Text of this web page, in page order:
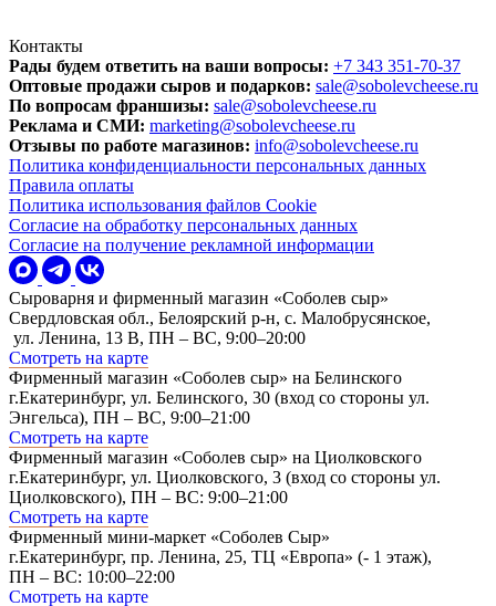
Контакты
Рады будем ответить на ваши вопросы: +7 343 351-70-37
Оптовые продажи сыров и подарков: sale@sobolevcheese.ru
По вопросам франшизы: sale@sobolevcheese.ru
Реклама и СМИ: marketing@sobolevcheese.ru
Отзывы по работе магазинов: info@sobolevcheese.ru
Политика конфиденциальности персональных данных
Правила оплаты
Политика использования файлов Cookie
Согласие на обработку персональных данных
Согласие на получение рекламной информации
Сыроварня и фирменный магазин «Соболев сыр»
Свердловская обл., Белоярский р-н, с. Малобрусянское,
ул. Ленина, 13 В, ПН – ВС, 9:00–20:00
Смотреть на карте
Фирменный магазин «Соболев сыр» на Белинского
г.Екатеринбург, ул. Белинского, 30 (вход со стороны ул.
Энгельса), ПН – ВС, 9:00–21:00
Смотреть на карте
Фирменный магазин «Соболев сыр» на Циолковского
г.Екатеринбург, ул. Циолковского, 3 (вход со стороны ул.
Циолковского), ПН – ВС: 9:00–21:00
Смотреть на карте
Фирменный мини-маркет «Соболев Сыр»
г.Екатеринбург, пр. Ленина, 25, ТЦ «Европа» (- 1 этаж),
ПН – ВС: 10:00–22:00
Смотреть на карте